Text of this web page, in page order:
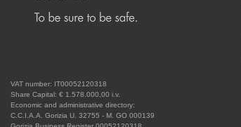
VAT number: IT00052120318
Share Capital: € 1.578.000,00 i.v.
Economic and administrative directory:
C.C.I.A.A. Gorizia U. 32755 - M. GO 000139